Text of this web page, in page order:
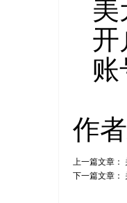
美
开
账
作
上一篇文章：
下一篇文章：